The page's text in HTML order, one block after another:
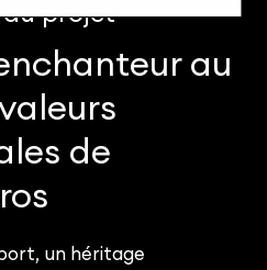
projet
au
de
un héritage